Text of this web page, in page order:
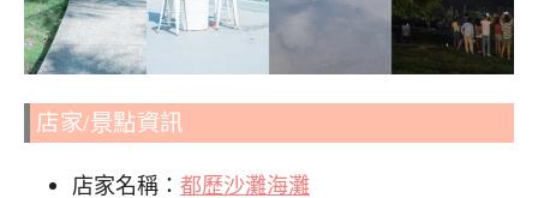
店家/景點資訊
店家名稱： 都歷沙灘海灘